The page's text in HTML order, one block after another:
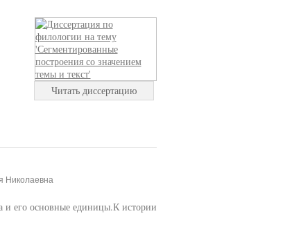
Читать диссертацию
Николаевна
и его основные единицы.К истории